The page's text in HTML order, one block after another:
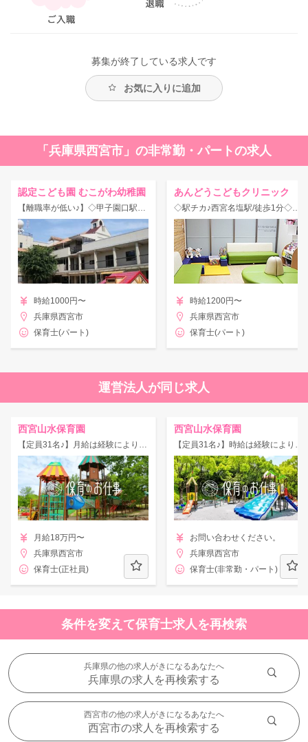
募集が終了している求人です
お気に入りに追加
「兵庫県西宮市」の非常勤・パートの求人
認定こども園 むこがわ幼稚園
【離職率が低い♪】◇甲子園口駅徒歩10分！幼保両方の良さをあわせもつ認定こども園◎土日祝休み♪
時給1000円〜
兵庫県西宮市
保育士(パート)
あんどうこどもクリニック
◇駅チカ♪西宮名塩駅/徒歩1分◇小児科クリニックで定員3名の病児保育☆
時給1200円〜
兵庫県西宮市
保育士(パート)
運営法人が同じ求人
西宮山水保育園
【定員31名♪】月給は経験により相談可能です★☆
月給18万円〜
兵庫県西宮市
保育士(正社員)
西宮山水保育園
【定員31名♪】時給は経験により相談可能です★☆
お問い合わせください。
兵庫県西宮市
保育士(非常勤・パート)
条件を変えて保育士求人を再検索
兵庫県の他の求人がきになるあなたへ
兵庫県の求人を再検索する
西宮市の他の求人がきになるあなたへ
西宮市の求人を再検索する